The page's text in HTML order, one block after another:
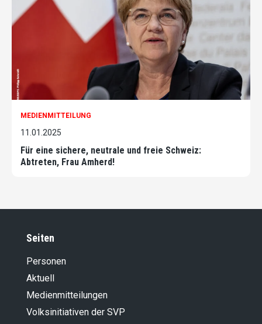
MEDIENMITTEILUNG
11.01.2025
Für eine sichere, neutrale und freie Schweiz:
Abtreten, Frau Amherd!
Seiten
Personen
Aktuell
Medienmitteilungen
Volksinitiativen der SVP